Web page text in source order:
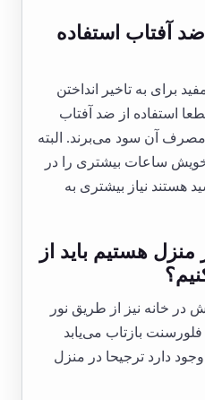
آفتاب استفاده
برای به تاخیر انداختن
استفاده از ضد آفتاب
مصرف آن سود می‌برند. البته
ساعات بیشتری را در
نیاز بیشتری به
هستیم باید از
در خانه نیز از طریق نور
بازتاب می‌یابد
وجود دارد ترجیحا در منزل